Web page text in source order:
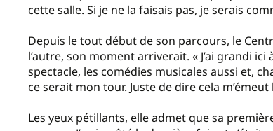
cette salle. Si je ne la faisais pas, je serais
Depuis le tout début de son parcours, le
l’autre, son moment arriverait. « J’ai grandi
spectacle, les comédies musicales aussi et,
ce serait mon tour. Juste de dire cela
Les yeux pétillants, elle admet que sa